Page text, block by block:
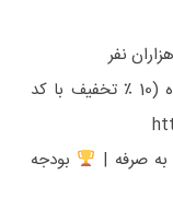
نفر
شرکت پیشکسوت دوستانه ایالات متحده (10 ٪ تخفیف با کد
بودجه